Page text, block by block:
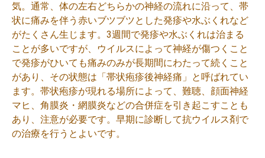
気。通常、体の左右どちらかの神経の流れに沿って、帯
状に痛みを伴う赤いブツブツとした発疹や水ぶくれなど
がたくさん生じます。3週間で発疹や水ぶくれは治まる
ことが多いですが、ウイルスによって神経が傷つくこと
で発疹がひいても痛みのみが長期間にわたって続くこと
があり、その状態は「帯状疱疹後神経痛」と呼ばれてい
ます。帯状疱疹が現れる場所によって、難聴、顔面神経
マヒ、角膜炎・網膜炎などの合併症を引き起こすことも
あり、注意が必要です。早期に診断して抗ウイルス剤で
の治療を行うとよいです。